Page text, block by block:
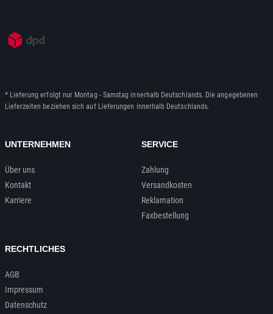
* Lieferung erfolgt nur Montag - Samstag innerhalb Deutschlands. Die angegebenen
Lieferzeiten beziehen sich auf Lieferungen innerhalb Deutschlands.
UNTERNEHMEN
Über uns
Kontakt
Karriere
SERVICE
Zahlung
Versandkosten
Reklamation
Faxbestellung
RECHTLICHES
AGB
Impressum
Datenschutz